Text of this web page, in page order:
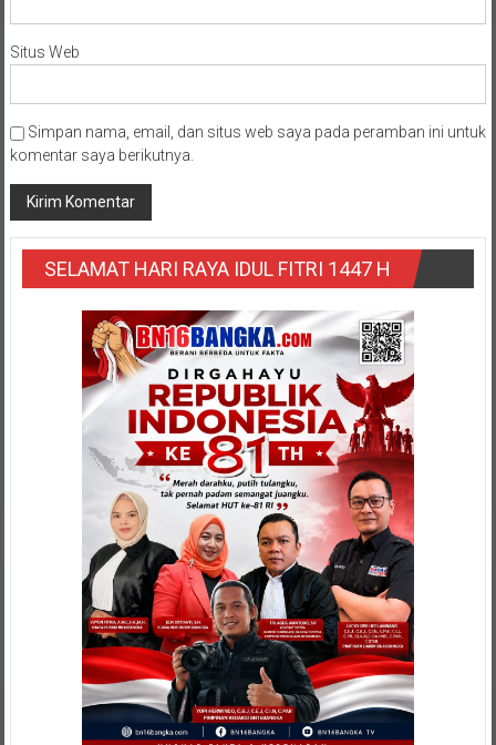
Situs Web
Simpan nama, email, dan situs web saya pada peramban ini untuk
komentar saya berikutnya.
SELAMAT HARI RAYA IDUL FITRI 1447 H